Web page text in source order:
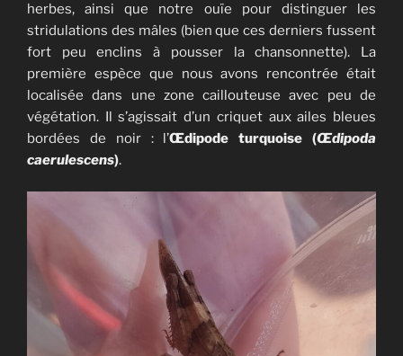
herbes, ainsi que notre ouïe pour distinguer les
stridulations des mâles (bien que ces derniers fussent
fort peu enclins à pousser la chansonnette). La
première espèce que nous avons rencontrée était
localisée dans une zone caillouteuse avec peu de
végétation. Il s’agissait d’un criquet aux ailes bleues
bordées de noir : l’Œdipode turquoise (Œdipoda
caerulescens).